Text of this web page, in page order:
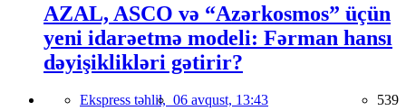
AZAL, ASCO və “Azərkosmos” üçün
yeni idarəetmə modeli: Fərman hansı
dəyişiklikləri gətirir?
Ekspress təhlil, 06 avqust, 13:43 539